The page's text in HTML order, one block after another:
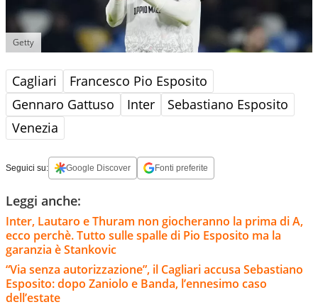
Getty
Cagliari
Francesco Pio Esposito
Gennaro Gattuso
Inter
Sebastiano Esposito
Venezia
Seguici su: Google Discover Fonti preferite
Leggi anche:
Inter, Lautaro e Thuram non giocheranno la prima di A,
ecco perchè. Tutto sulle spalle di Pio Esposito ma la
garanzia è Stankovic
“Via senza autorizzazione”, il Cagliari accusa Sebastiano
Esposito: dopo Zaniolo e Banda, l’ennesimo caso
dell’estate